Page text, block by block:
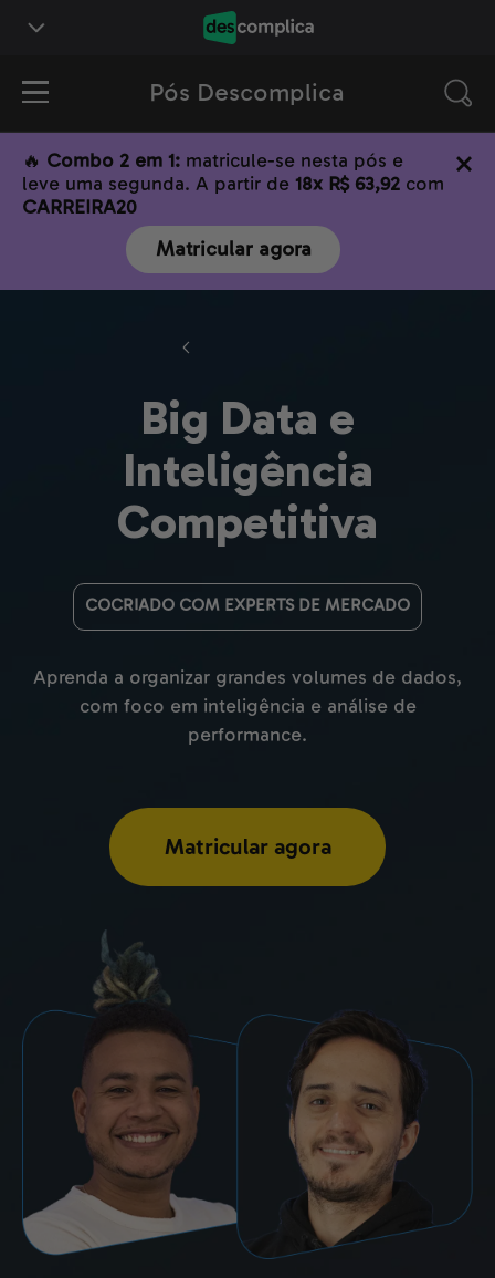
Pós Descomplica
🔥 Combo 2 em 1:matricule-se nesta pós e
leve uma segunda. A partir de 18x R$ 63,92com
CARREIRA20
Matricular agora
Big Data e
Inteligência
Competitiva
COCRIADO COM EXPERTS DE MERCADO
Aprenda a organizar grandes volumes de dados,
com foco em inteligência e análise de
performance.
Matricular agora